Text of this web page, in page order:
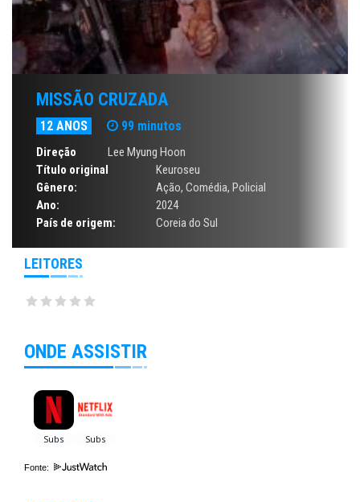
MISSÃO CRUZADA
12 ANOS 99 minutos
Direção
Lee Myung Hoon
Título original
Keuroseu
Gênero:
Ação, Comédia, Policial
Ano:
2024
País de origem:
Coreia do Sul
LEITORES
ONDE ASSISTIR
Fonte: